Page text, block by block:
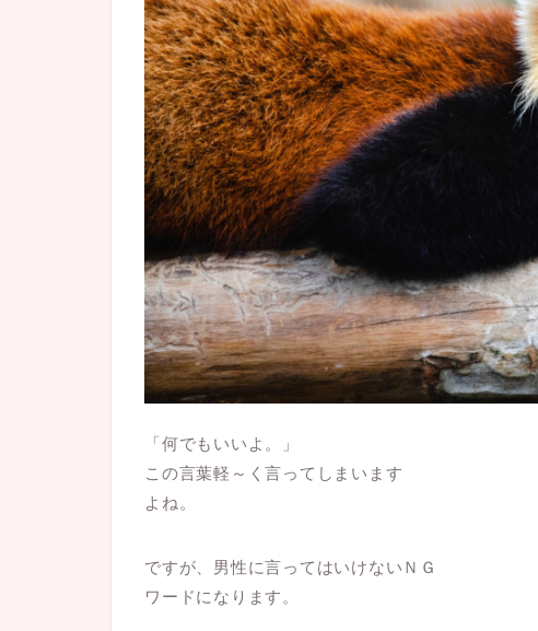
「何でもいいよ。」
この言葉軽～く言ってしまいます
よね。
ですが、男性に言ってはいけないＮＧ
ワードになります。